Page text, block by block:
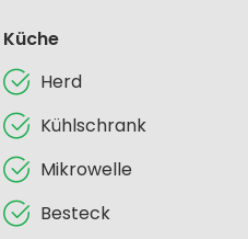
Küche
Herd
Kühlschrank
Mikrowelle
Besteck